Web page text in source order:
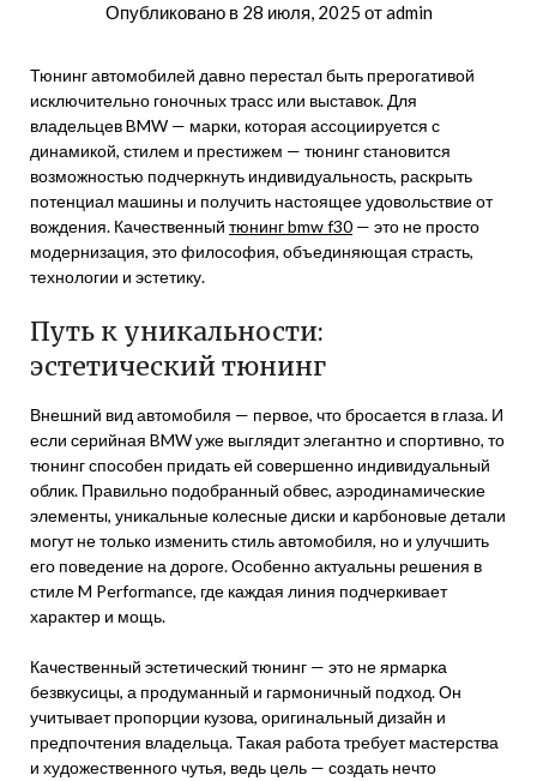
Опубликовано в 28 июля, 2025 отadmin
Тюнинг автомобилей давно перестал быть прерогативой
исключительно гоночных трасс или выставок. Для
владельцев BMW — марки, которая ассоциируется с
динамикой, стилем и престижем — тюнинг становится
возможностью подчеркнуть индивидуальность, раскрыть
потенциал машины и получить настоящее удовольствие от
вождения. Качественный тюнинг bmw f30 — это не просто
модернизация, это философия, объединяющая страсть,
технологии и эстетику.
Путь к уникальности:
эстетический тюнинг
Внешний вид автомобиля — первое, что бросается в глаза. И
если серийная BMW уже выглядит элегантно и спортивно, то
тюнинг способен придать ей совершенно индивидуальный
облик. Правильно подобранный обвес, аэродинамические
элементы, уникальные колесные диски и карбоновые детали
могут не только изменить стиль автомобиля, но и улучшить
его поведение на дороге. Особенно актуальны решения в
стиле M Performance, где каждая линия подчеркивает
характер и мощь.
Качественный эстетический тюнинг — это не ярмарка
безвкусицы, а продуманный и гармоничный подход. Он
учитывает пропорции кузова, оригинальный дизайн и
предпочтения владельца. Такая работа требует мастерства
и художественного чутья, ведь цель — создать нечто